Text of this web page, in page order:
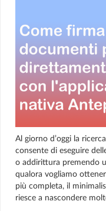
Al giorno d’oggi la
consente di eseguire
o addirittura premendo
qualora vogliamo
più completa, il
riesce a nascondere